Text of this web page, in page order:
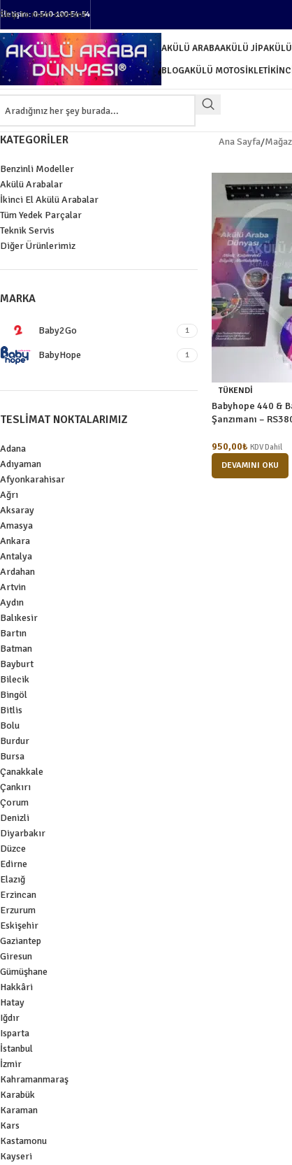
Skip to main content
İletişim: 0-540-100-54-54
AKÜLÜ ARABAAKÜLÜ JIP
BLOGAKÜLÜ MOTOSIKLET
KATEGORILER
Benzinli Modeller
Akülü Arabalar
İkinci El Akülü Arabalar
Tüm Yedek Parçalar
Teknik Servis
Diğer Ürünlerimiz
MARKA
Baby2Go 1
BabyHope 1
TESLIMAT NOKTALARIMIZ
Adana
Adıyaman
Afyonkarahisar
Ağrı
Aksaray
Amasya
Ankara
Antalya
Ardahan
Artvin
Aydın
Balıkesir
Bartın
Batman
Bayburt
Bilecik
Bingöl
Bitlis
Bolu
Burdur
Bursa
Çanakkale
Çankırı
Çorum
Denizli
Diyarbakır
Düzce
Edirne
Elazığ
Erzincan
Erzurum
Eskişehir
Gaziantep
Giresun
Gümüşhane
Hakkâri
Hatay
Iğdır
Isparta
İstanbul
İzmir
Kahramanmaraş
Karabük
Karaman
Kars
Kastamonu
Kayseri
Ana Sayfa/
TÜKENDI
Babyhope 440 &
Şanzımanı –
950,00₺ KDV Dahil
DEVAMINI OKU